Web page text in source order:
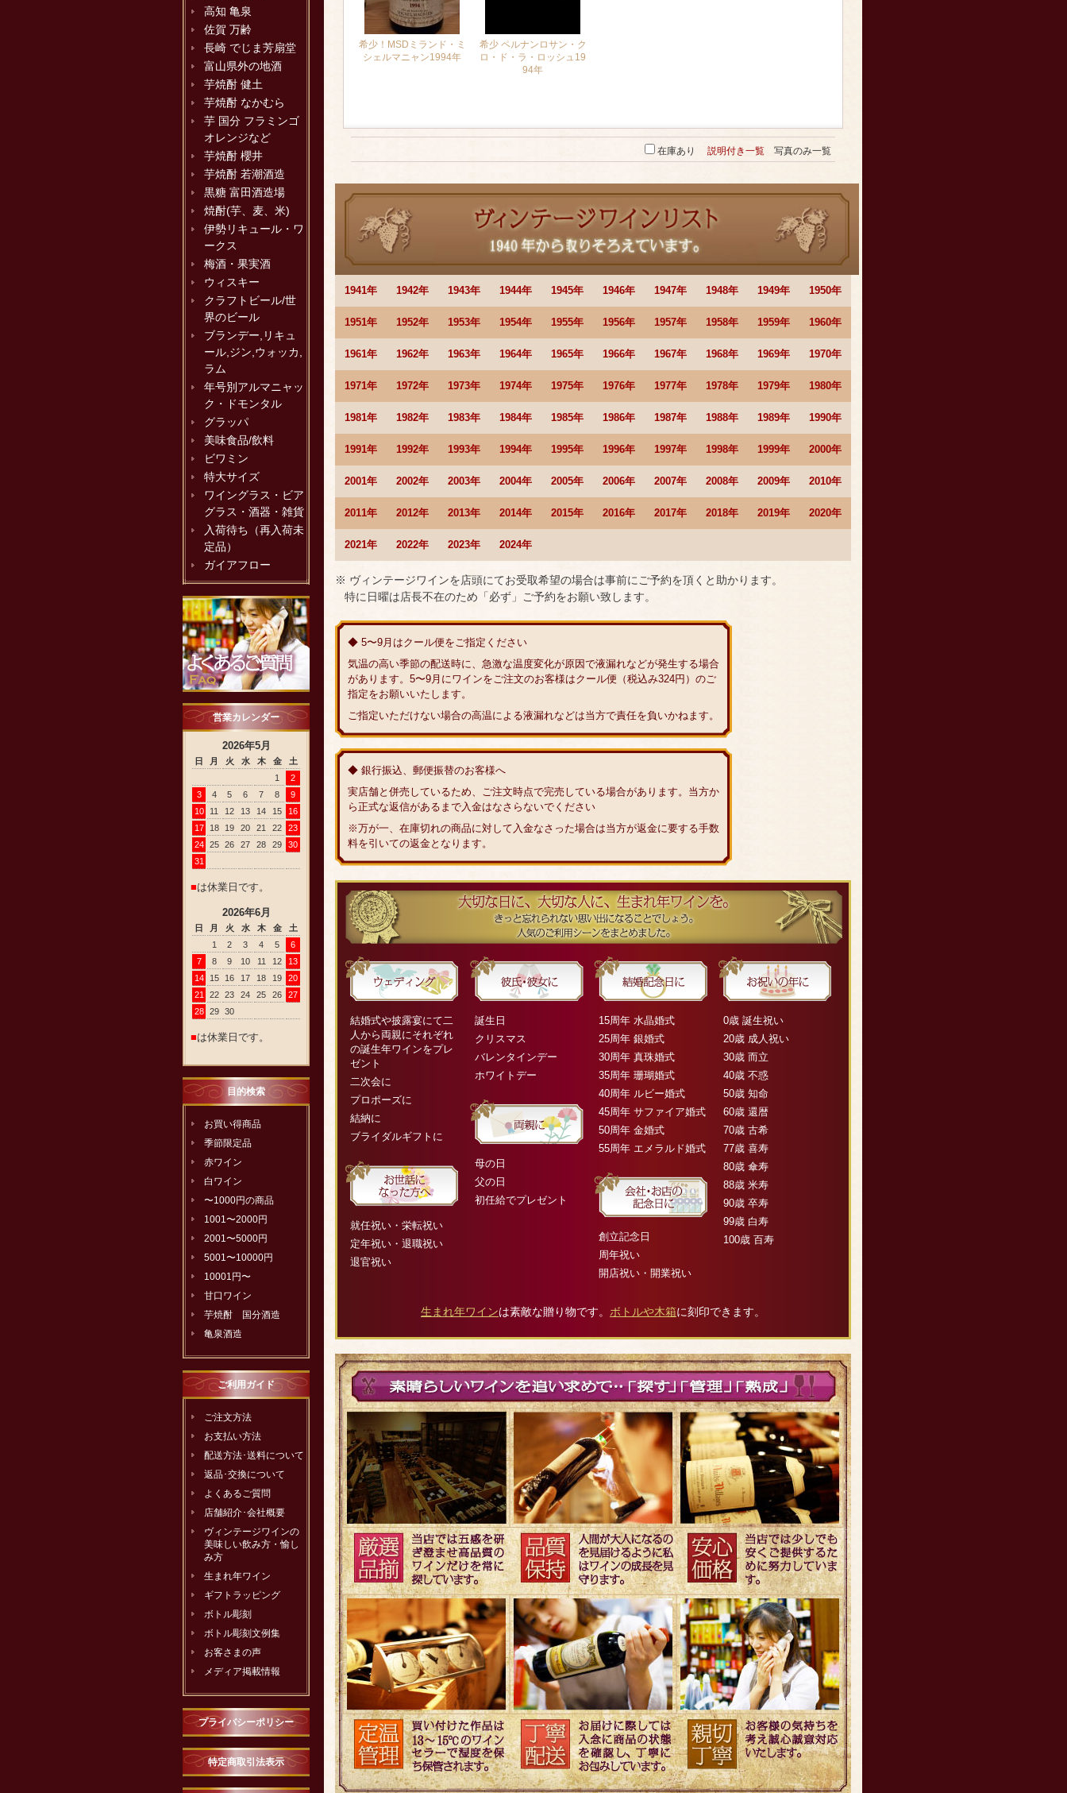
高知 亀泉
佐賀 万齢
長崎 でじま芳扇堂
富山県外の地酒
芋焼酎 健土
芋焼酎 なかむら
芋 国分 フラミンゴ
オレンジなど
芋焼酎 櫻井
芋焼酎 若潮酒造
黒糖 富田酒造場
焼酎(芋、麦、米)
伊勢リキュール・ワ
ークス
梅酒・果実酒
ウィスキー
クラフトビール/世
界のビール
ブランデー,リキュ
ール,ジン,ウォッカ,
ラム
年号別アルマニャッ
ク・ドモンタル
グラッパ
美味食品/飲料
ビワミン
特大サイズ
ワイングラス・ビア
グラス・酒器・雑貨
入荷待ち（再入荷未
定品）
ガイアフロー
営業カレンダー
2026年5月
日 月 火 水 木 金
土
1
2
3
4 5 6 7 8
9
10
11 12 13 14 15
16
17
18 19 20 21 22
23
24
25 26 27 28 29
30
31
■は休業日です。
2026年6月
日 月 火 水 木 金
土
1
2 3 4 5
6
7
8 9 10 11 12
13
14
15 16 17 18 19
20
21
22 23 24 25 26
27
28
29 30
■は休業日です。
目的検索
お買い得商品
季節限定品
赤ワイン
白ワイン
〜1000円の商品
1001〜2000円
2001〜5000円
5001〜10000円
10001円〜
甘口ワイン
芋焼酎 国分酒造
亀泉酒造
ご利用ガイド
ご注文方法
お支払い方法
配送方法･送料について
返品･交換について
よくあるご質問
店舗紹介･会社概要
ヴィンテージワインの
美味しい飲み方・愉し
み方
生まれ年ワイン
ギフトラッピング
ボトル彫刻
ボトル彫刻文例集
お客さまの声
メディア掲載情報
プライバシーポリシー
特定商取引法表示
希少！MSDミランド・ミ
シェルマニャン1994年
希少 ペルナンロサン・ク
ロ・ド・ラ・ロッシュ19
94年
在庫あり 説明付き一覧 写真のみ一覧
1941年 1942年 1943年 1944年 1945年 1946年 1947年 1948年 1949年 1950年
1951年 1952年 1953年 1954年 1955年 1956年 1957年 1958年 1959年 1960年
1961年 1962年 1963年 1964年 1965年 1966年 1967年 1968年 1969年 1970年
1971年 1972年 1973年 1974年 1975年 1976年 1977年 1978年 1979年 1980年
1981年 1982年 1983年 1984年 1985年 1986年 1987年 1988年 1989年 1990年
1991年 1992年 1993年 1994年 1995年 1996年 1997年 1998年 1999年 2000年
2001年 2002年 2003年 2004年 2005年 2006年 2007年 2008年 2009年 2010年
2011年 2012年 2013年 2014年 2015年 2016年 2017年 2018年 2019年 2020年
2021年 2022年 2023年 2024年
※ ヴィンテージワインを店頭にてお受取希望の場合は事前にご予約を頂くと助かります。
特に日曜は店長不在のため「必ず」ご予約をお願い致します。
◆ 5〜9月はクール便をご指定ください
気温の高い季節の配送時に、急激な温度変化が原因で液漏れなどが発生する場合
があります。5〜9月にワインをご注文のお客様はクール便（税込み324円）のご
指定をお願いいたします。
ご指定いただけない場合の高温による液漏れなどは当方で責任を負いかねます。
◆ 銀行振込、郵便振替のお客様へ
実店舗と併売しているため、ご注文時点で完売している場合があります。当方か
ら正式な返信があるまで入金はなさらないでください
※万が一、在庫切れの商品に対して入金なさった場合は当方が返金に要する手数
料を引いての返金となります。
結婚式や披露宴にて二
人から両親にそれぞれ
の誕生年ワインをプレ
ゼント
二次会に
プロポーズに
結納に
ブライダルギフトに
就任祝い・栄転祝い
定年祝い・退職祝い
退官祝い
誕生日
クリスマス
バレンタインデー
ホワイトデー
母の日
父の日
初任給でプレゼント
15周年 水晶婚式
25周年 銀婚式
30周年 真珠婚式
35周年 珊瑚婚式
40周年 ルビー婚式
45周年 サファイア婚式
50周年 金婚式
55周年 エメラルド婚式
創立記念日
周年祝い
開店祝い・開業祝い
0歳 誕生祝い
20歳 成人祝い
30歳 而立
40歳 不惑
50歳 知命
60歳 還暦
70歳 古希
77歳 喜寿
80歳 傘寿
88歳 米寿
90歳 卒寿
99歳 白寿
100歳 百寿
生まれ年ワインは素敵な贈り物です。 ボトルや木箱に刻印できます。